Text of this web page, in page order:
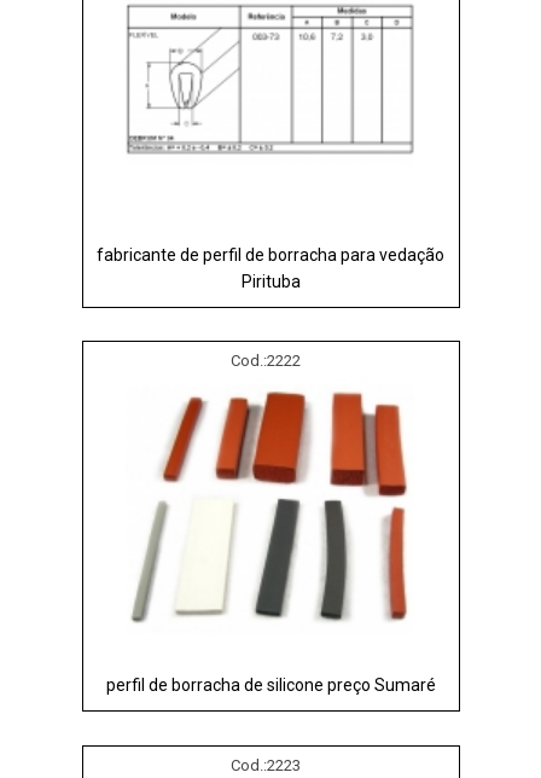
fabricante de perfil de borracha para vedação
Pirituba
Cod.:2222
perfil de borracha de silicone preço Sumaré
Cod.:2223